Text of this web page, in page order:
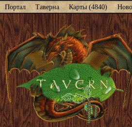
Портал Таверна Карты (4840)